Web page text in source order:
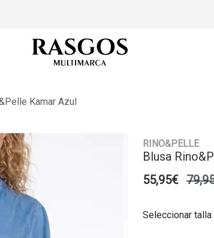
Kamar Azul
RINO&PELLE
Blusa
55,95€
Seleccionar talla